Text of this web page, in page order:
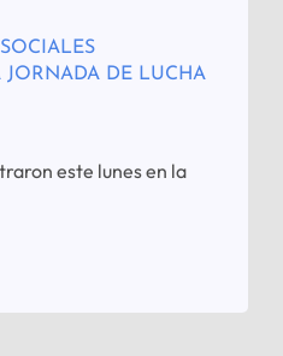
DE LUCHA
este lunes en la